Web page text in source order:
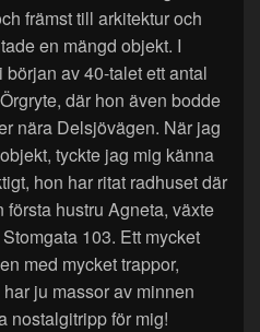
främst till arkitektur och
en mängd objekt. I
av 40-talet ett antal
där hon även bodde
nära Delsjövägen. När jag
tyckte jag mig känna
hon har ritat radhuset där
hustru Agneta, växte
103. Ett mycket
med mycket trappor,
ju massor av minnen
nostalgitripp för mig!